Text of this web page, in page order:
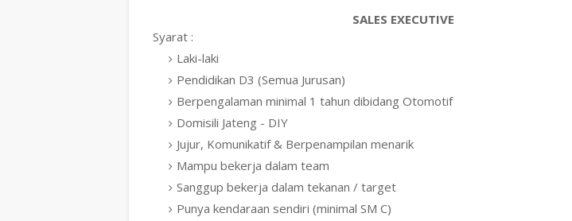
SALES EXECUTIVE
Syarat :
Laki-laki
Pendidikan D3 (Semua Jurusan)
Berpengalaman minimal 1 tahun dibidang Otomotif
Domisili Jateng - DIY
Jujur, Komunikatif & Berpenampilan menarik
Mampu bekerja dalam team
Sanggup bekerja dalam tekanan / target
Punya kendaraan sendiri (minimal SM C)